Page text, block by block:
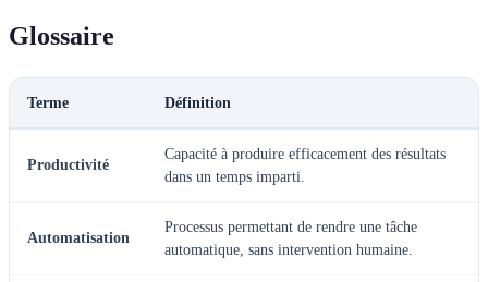
Glossaire
Terme Définition
Productivité
Capacité à produire efficacement des résultats
dans un temps imparti.
Automatisation
Processus permettant de rendre une tâche
automatique, sans intervention humaine.